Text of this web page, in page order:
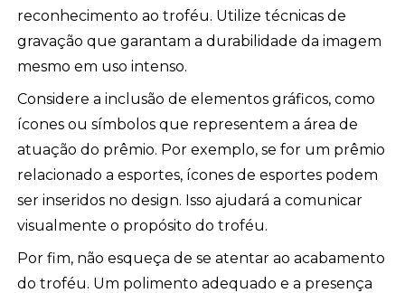
reconhecimento ao troféu. Utilize técnicas de
gravação que garantam a durabilidade da imagem
mesmo em uso intenso.
Considere a inclusão de elementos gráficos, como
ícones ou símbolos que representem a área de
atuação do prêmio. Por exemplo, se for um prêmio
relacionado a esportes, ícones de esportes podem
ser inseridos no design. Isso ajudará a comunicar
visualmente o propósito do troféu.
Por fim, não esqueça de se atentar ao acabamento
do troféu. Um polimento adequado e a presença